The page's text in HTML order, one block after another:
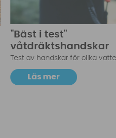
"Bäst i test"
våtdräktshandskar
Test av handskar för olika
Läs mer